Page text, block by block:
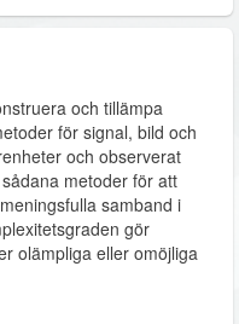
och tillämpa
för signal, bild och
och observerat
metoder för att
samband i
gör
olämpliga eller omöjliga